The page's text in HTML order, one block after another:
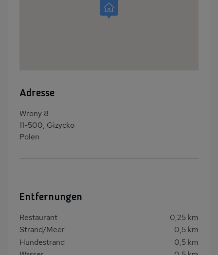
Adresse
Wrony 8
11-500, Gizycko
Polen
Entfernungen
Restaurant
0,25 km
Strand/Meer
0,5 km
Hundestrand
0,5 km